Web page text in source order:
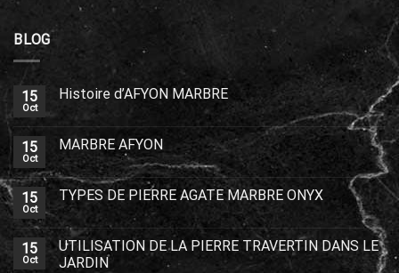
BLOG
15
Oct
Histoire d’AFYON MARBRE
15
Oct
MARBRE AFYON
15
Oct
TYPES DE PIERRE AGATE MARBRE ONYX
15
Oct
UTILISATION DE LA PIERRE TRAVERTIN DANS LE
JARDIN